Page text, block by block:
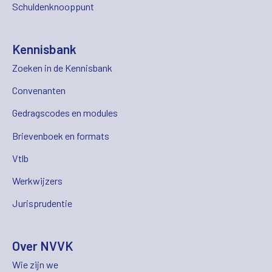
Schuldenknooppunt
Kennisbank
Zoeken in de Kennisbank
Convenanten
Gedragscodes en modules
Brievenboek en formats
Vtlb
Werkwijzers
Jurisprudentie
Over NVVK
Wie zijn we